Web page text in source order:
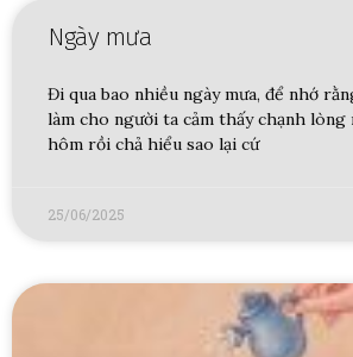
Ngày mưa
Đi qua bao nhiều ngày mưa, để nhớ
làm cho người ta cảm thấy chạnh lòng
hôm rồi chả hiểu sao lại cứ
25/06/2025